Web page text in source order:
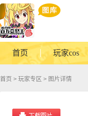
首页 玩家cos
首页 > 玩家专区 > 图片详情